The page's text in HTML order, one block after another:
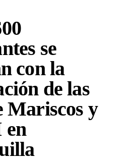
se
con la
de las
Mariscos y